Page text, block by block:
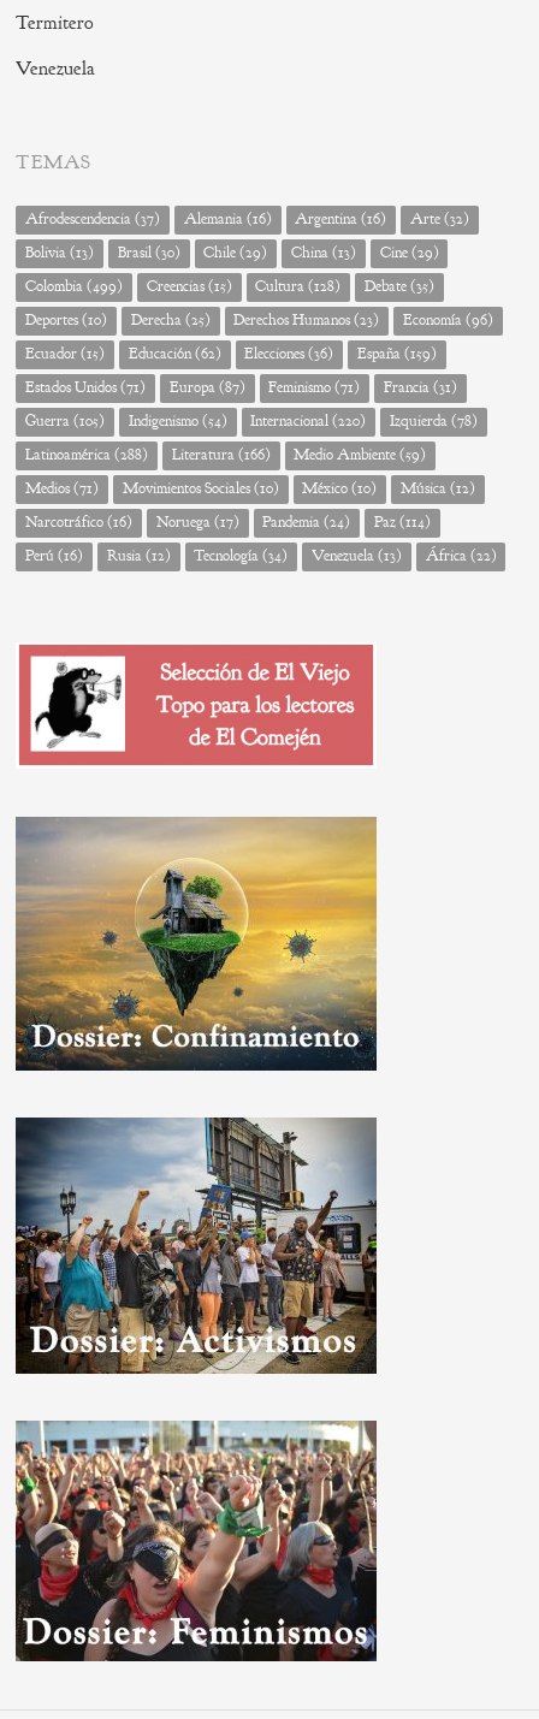
Termitero
Venezuela
TEMAS
Afrodescendencia(37) Alemania(16) Argentina(16) Arte(32)
Bolivia(13) Brasil(30) Chile(29) China(13) Cine(29)
Colombia(499) Creencias(15) Cultura(128) Debate(35)
Deportes(10) Derecha(25) Derechos Humanos(23) Economía(96)
Ecuador(15) Educación(62) Elecciones(36) España(159)
Estados Unidos(71) Europa(87) Feminismo(71) Francia(31)
Guerra(105) Indigenismo(54) Internacional(220) Izquierda(78)
Latinoamérica(288) Literatura(166) Medio Ambiente(59)
Medios(71) Movimientos Sociales(10) México(10) Música(12)
Narcotráfico(16) Noruega(17) Pandemia(24) Paz(114)
Perú (16) Rusia(12) Tecnología(34) Venezuela(13) África(22)